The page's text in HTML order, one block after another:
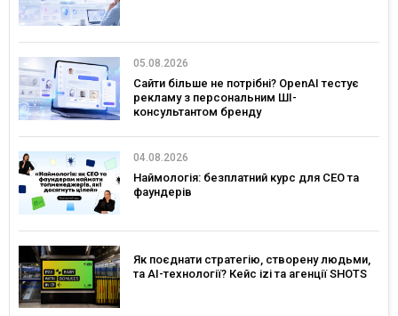
05.08.2026
Сайти більше не потрібні? OpenAI тестує
рекламу з персональним ШІ-
консультантом бренду
04.08.2026
Наймологія: безплатний курс для CEO та
фаундерів
Як поєднати стратегію, створену людьми,
та AI-технології? Кейс izi та агенції SHOTS